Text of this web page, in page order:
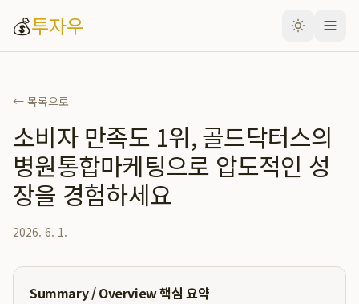
💰투자우
← 목록으로
소비자 만족도 1위, 골드닥터스의
병원통합마케팅으로 압도적인 성
장을 경험하세요
2026. 6. 1.
Summary / Overview 핵심 요약